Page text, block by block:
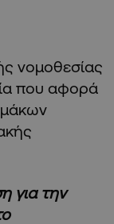
νομοθεσίας
που αφορά
για την